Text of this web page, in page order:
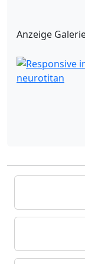
Anzeige
neurotitan